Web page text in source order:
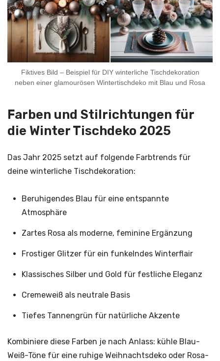
Fiktives Bild – Beispiel für DIY winterliche Tischdekoration
neben einer glamourösen Wintertischdeko mit Blau und Rosa
Farben und Stilrichtungen für
die Winter Tischdeko 2025
Das Jahr 2025 setzt auf folgende Farbtrends für
deine winterliche Tischdekoration:
Beruhigendes Blau für eine entspannte
Atmosphäre
Zartes Rosa als moderne, feminine Ergänzung
Frostiger Glitzer für ein funkelndes Winterflair
Klassisches Silber und Gold für festliche Eleganz
Cremeweiß als neutrale Basis
Tiefes Tannengrün für natürliche Akzente
Kombiniere diese Farben je nach Anlass: kühle Blau-
Weiß-Töne für eine ruhige Weihnachtsdeko oder Rosa-